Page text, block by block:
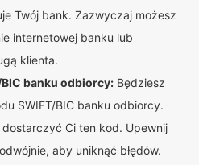
Twój bank. Zazwyczaj możesz
internetowej banku lub
klienta.
banku odbiorcy: Będziesz
SWIFT/BIC banku odbiorcy.
Ci ten kod. Upewnij
aby uniknąć błędów.